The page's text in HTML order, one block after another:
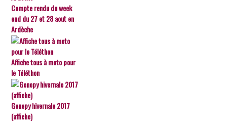
Compte rendu du week
end du 27 et 28 aout en
Ardèche
Affiche tous à moto pour
le Téléthon
Genepy hivernale 2017
(affiche)